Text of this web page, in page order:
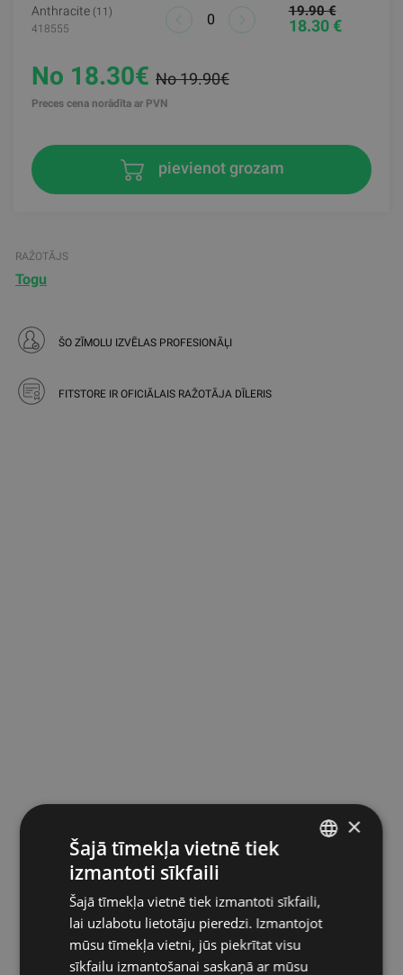
Anthracite (11)
418555
19.90 €
18.30 €
No 18.30€ No 19.90€
Preces cena norādīta ar PVN
pievienot grozam
RAŽOTĀJS
Togu
ŠO ZĪMOLU IZVĒLAS PROFESIONĀĻI
FITSTORE IR OFICIĀLAIS RAŽOTĀJA DĪLERIS
ENGLISH
RUSSIAN
×
Šajā tīmekļa vietnē tiek
izmantoti sīkfaili
Šajā tīmekļa vietnē tiek izmantoti sīkfaili,
lai uzlabotu lietotāju pieredzi. Izmantojot
mūsu tīmekļa vietni, jūs piekrītat visu
sīkfailu izmantošanai saskaņā ar mūsu